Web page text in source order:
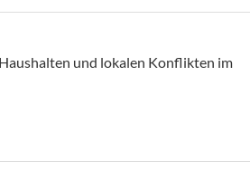
und lokalen Konflikten im